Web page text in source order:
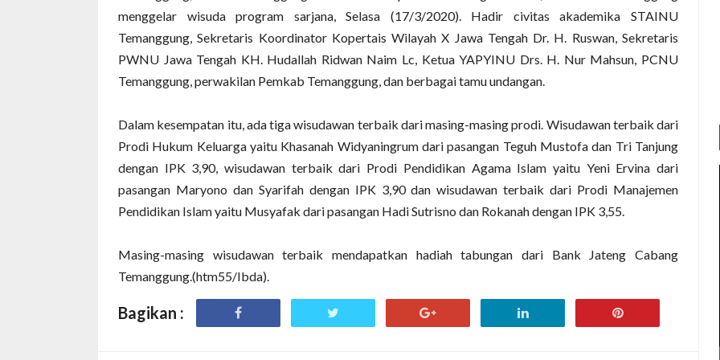
menggelar wisuda program sarjana, Selasa (17/3/2020). Hadir civitas akademika STAINU
Temanggung, Sekretaris Koordinator Kopertais Wilayah X Jawa Tengah Dr. H. Ruswan, Sekretaris
PWNU Jawa Tengah KH. Hudallah Ridwan Naim Lc, Ketua YAPYINU Drs. H. Nur Mahsun, PCNU
Temanggung, perwakilan Pemkab Temanggung, dan berbagai tamu undangan.
Dalam kesempatan itu, ada tiga wisudawan terbaik dari masing-masing prodi. Wisudawan terbaik dari
Prodi Hukum Keluarga yaitu Khasanah Widyaningrum dari pasangan Teguh Mustofa dan Tri Tanjung
dengan IPK 3,90, wisudawan terbaik dari Prodi Pendidikan Agama Islam yaitu Yeni Ervina dari
pasangan Maryono dan Syarifah dengan IPK 3,90 dan wisudawan terbaik dari Prodi Manajemen
Pendidikan Islam yaitu Musyafak dari pasangan Hadi Sutrisno dan Rokanah dengan IPK 3,55.
Masing-masing wisudawan terbaik mendapatkan hadiah tabungan dari Bank Jateng Cabang
Temanggung.(htm55/Ibda).
Bagikan :